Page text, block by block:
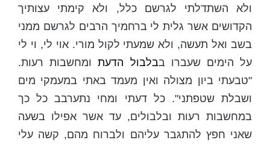
ולא השתדלתי לגרשם כלל, ולא קימתי עצותיך
הקדושים אשר גלית לי ברחמיך הרבים לגרשם ממני
בשב ואל תעשה, ולא שמעתי לקול מורי. אוי לי, וי לי
על הימים שעברו בבלבול הדעתומחשבות רעות.
"טבעתי ביון מצולה ואין מעמד באתי במעמקי מים
ושבלת שטפתני". כל דעתי ומחי נתערבב כל כך
במחשבות רעות ובלבולים, עד אשר אפילו בשעה
שאני חפץ להתגבר עליהם ולברוח מהם, קשה עלי